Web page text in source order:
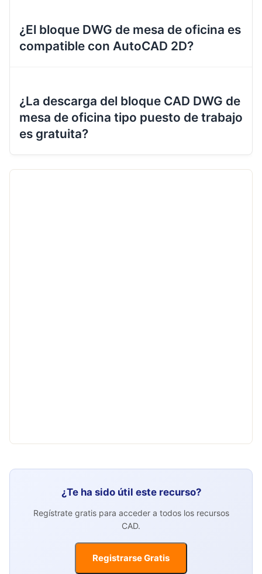
¿El bloque DWG de mesa de oficina es
compatible con AutoCAD 2D?
¿La descarga del bloque CAD DWG de
mesa de oficina tipo puesto de trabajo
es gratuita?
¿Te ha sido útil este recurso?
Regístrate gratis para acceder a todos los recursos
CAD.
Registrarse Gratis